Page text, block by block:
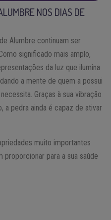
NOS DIAS DE
Alumbre continuam ser
significado mais amplo,
da luz que ilumina
a mente de quem a possui
Graças à sua vibração
a pedra ainda é capaz de ativar
muito importantes
para a sua saúde